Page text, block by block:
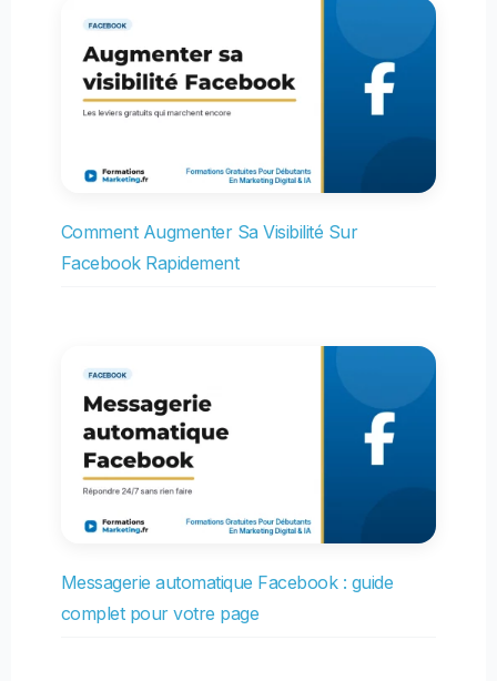
Comment Augmenter Sa Visibilité Sur
Facebook Rapidement
Messagerie automatique Facebook : guide
complet pour votre page